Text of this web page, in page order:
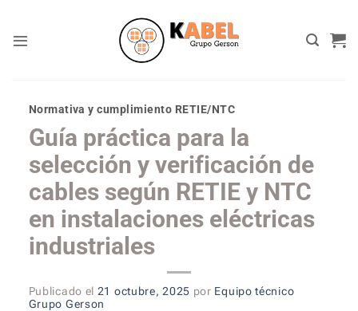
content
Normativa y cumplimiento RETIE/NTC
Guía práctica para la
selección y verificación de
cables según RETIE y NTC
en instalaciones eléctricas
industriales
Publicado el 21 octubre, 2025 por Equipo técnico
Grupo Gerson